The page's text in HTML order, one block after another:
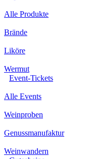
Alle Produkte
Brände
Liköre
Wermut
Event-Tickets
Alle Events
Weinproben
Genussmanufaktur
Weinwandern